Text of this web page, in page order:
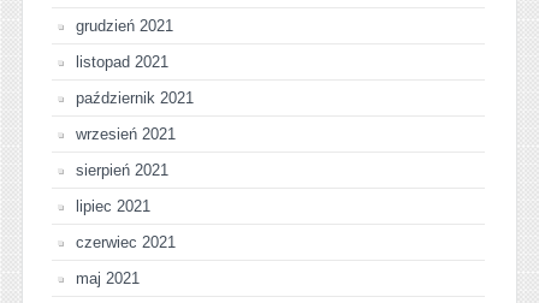
grudzień 2021
listopad 2021
październik 2021
wrzesień 2021
sierpień 2021
lipiec 2021
czerwiec 2021
maj 2021